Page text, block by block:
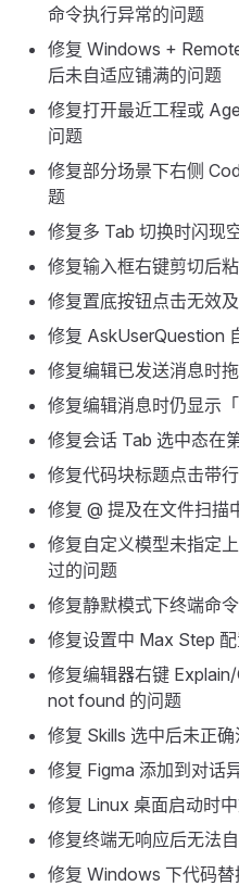
命令执行异常的问题
修复 Windows +
后未自适应铺满的问题
修复打开最近工程或
问题
修复部分场景下右侧
题
修复多 Tab 切换时闪现
修复输入框右键剪切后
修复置底按钮点击无效
修复 AskUserQuestion
修复编辑已发送消息时
修复编辑消息时仍显示
修复会话 Tab 选中态在
修复代码块标题点击带
修复 @ 提及在文件扫描
修复自定义模型未指定
过的问题
修复静默模式下终端命
修复设置中 Max Step
修复编辑器右键
not found 的问题
修复 Skills 选中后未正
修复 Figma 添加到对话
修复 Linux 桌面启动时
修复终端无响应后无法
修复 Windows 下代码